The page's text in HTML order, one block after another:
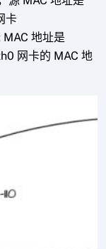
卡
地址是
网卡的 MAC 地